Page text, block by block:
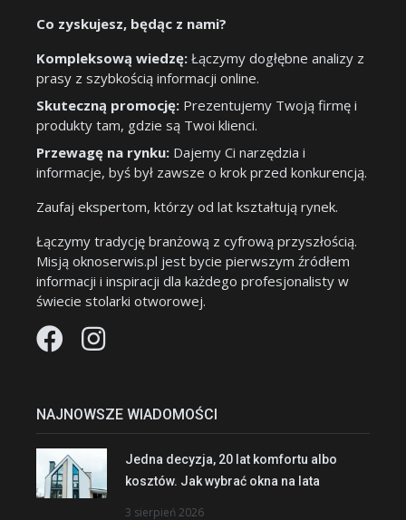
Co zyskujesz, będąc z nami?
Kompleksową wiedzę: Łączymy dogłębne analizy z
prasy z szybkością informacji online.
Skuteczną promocję: Prezentujemy Twoją firmę i
produkty tam, gdzie są Twoi klienci.
Przewagę na rynku: Dajemy Ci narzędzia i
informacje, byś był zawsze o krok przed konkurencją.
Zaufaj ekspertom, którzy od lat kształtują rynek.
Łączymy tradycję branżową z cyfrową przyszłością.
Misją oknoserwis.pl jest bycie pierwszym źródłem
informacji i inspiracji dla każdego profesjonalisty w
świecie stolarki otworowej.
NAJNOWSZE WIADOMOŚCI
Jedna decyzja, 20 lat komfortu albo
kosztów. Jak wybrać okna na lata
3 sierpień 2026